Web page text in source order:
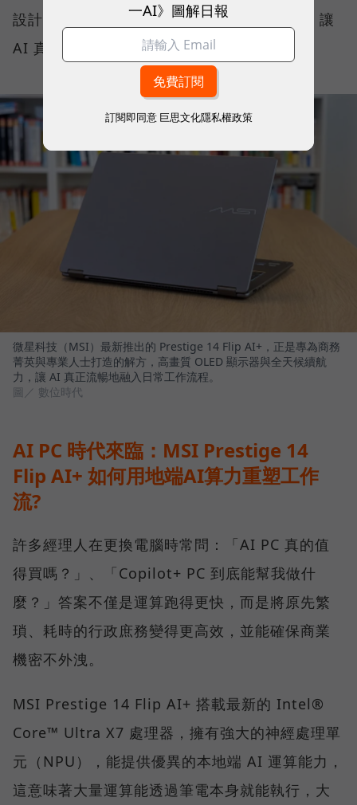
設計、高畫質 OLED 顯示器與全天候續航力，讓
AI 真正流暢地融入日常工作流程。
微星科技（MSI）最新推出的 Prestige 14 Flip AI+，正是專為商務
菁英與專業人士打造的解方，高畫質 OLED 顯示器與全天候續航
力，讓 AI 真正流暢地融入日常工作流程。
圖／ 數位時代
AI PC 時代來臨：MSI Prestige 14
Flip AI+ 如何用地端AI算力重塑工作
流?
許多經理人在更換電腦時常問：「AI PC 真的值
得買嗎？」、「Copilot+ PC 到底能幫我做什
麼？」答案不僅是運算跑得更快，而是將原先繁
瑣、耗時的行政庶務變得更高效，並能確保商業
機密不外洩。
MSI Prestige 14 Flip AI+ 搭載最新的 Intel®
Core™ Ultra X7 處理器，擁有強大的神經處理單
元（NPU），能提供優異的本地端 AI 運算能力，
這意味著大量運算能透過筆電本身就能執行，大
一AI》圖解日報
訂閱即同意 巨思文化隱私權政策